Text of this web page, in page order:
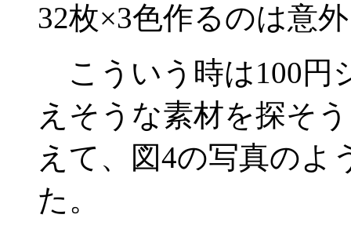
32枚×3色作るのは意
こういう時は100円
えそうな素材を探そ
えて、図4の写真のよ
た。